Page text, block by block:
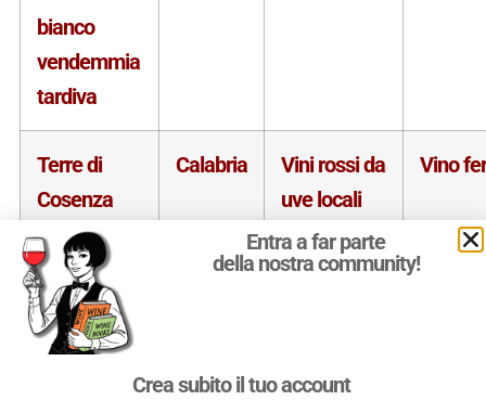
bianco
vendemmia
tardiva
Terre di
Cosenza
DOC
Donnici
Magliocco
Calabria
Vini rossi da
uve locali
Vino
Calabria
Entra a far parte
della nostra community!
Crea subito il tuo account